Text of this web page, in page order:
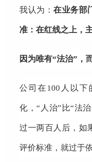
我认为：在业务部
准：在红线之上，
因为唯有“法治”，
公司在100人以下
化，“人治”比“法
过一两百人后，如
评价标准，就过于